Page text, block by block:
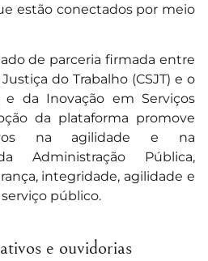
estão conectados por meio
de parceria firmada entre
do Trabalho (CSJT) e o
e da Inovação em Serviços
da plataforma promove
na agilidade e na
Administração Pública,
integridade, agilidade e
público.
e ouvidorias